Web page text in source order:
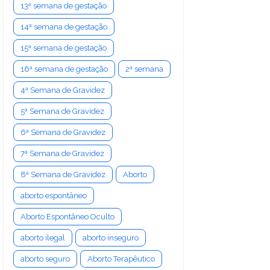
13ª semana de gestação
14ª semana de gestação
15ª semana de gestação
16ª semana de gestação 2ª semana
4ª Semana de Gravidez
5ª Semana de Gravidez
6ª Semana de Gravidez
7ª Semana de Gravidez
8ª Semana de Gravidez Aborto
aborto espontâneo
Aborto Espontâneo Oculto
aborto ilegal aborto inseguro
aborto seguro Aborto Terapêutico